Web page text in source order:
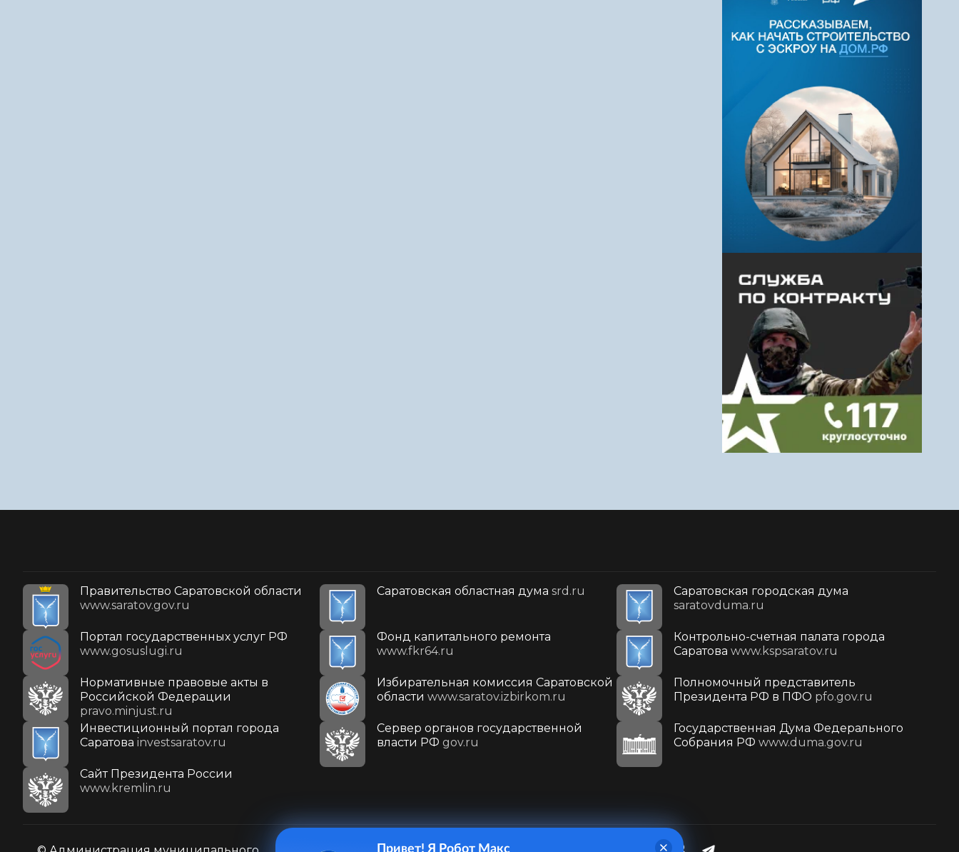
Правительство Саратовской области
www.saratov.gov.ru
Саратовская областная дума srd.ru
Саратовская городская дума
saratovduma.ru
Портал государственных услуг РФ
www.gosuslugi.ru
Фонд капитального ремонта
www.fkr64.ru
Контрольно-счетная палата города
Саратова www.kspsaratov.ru
Нормативные правовые акты в
Российской Федерации
pravo.minjust.ru
Избирательная комиссия Саратовской
области www.saratov.izbirkom.ru
Полномочный представитель
Президента РФ в ПФО pfo.gov.ru
Инвестиционный портал города
Саратова investsaratov.ru
Сервер органов государственной
власти РФ gov.ru
Государственная Дума Федерального
Собрания РФ www.duma.gov.ru
Cайт Президента России
www.kremlin.ru
Привет! Я Робот Макс